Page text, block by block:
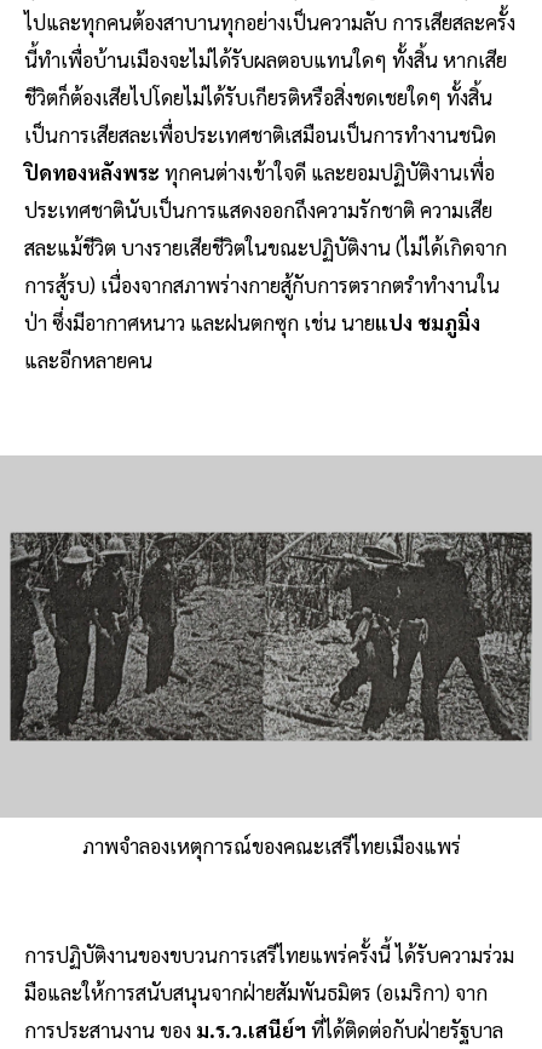
ไปและทุกคนต้องสาบานทุกอย่างเป็นความลับ การเสียสละครั้ง
นี้ทำเพื่อบ้านเมืองจะไม่ได้รับผลตอบแทนใดๆ ทั้งสิ้น หากเสีย
ชีวิตก็ต้องเสียไปโดยไม่ได้รับเกียรติหรือสิ่งชดเชยใดๆ ทั้งสิ้น
เป็นการเสียสละเพื่อประเทศชาติเสมือนเป็นการทำงานชนิด
ปิดทองหลังพระ ทุกคนต่างเข้าใจดี และยอมปฏิบัติงานเพื่อ
ประเทศชาตินับเป็นการแสดงออกถึงความรักชาติ ความเสีย
สละแม้ชีวิต บางรายเสียชีวิตในขณะปฏิบัติงาน (ไม่ได้เกิดจาก
การสู้รบ) เนื่องจากสภาพร่างกายสู้กับการตรากตรำทำงานใน
ป่า ซึ่งมีอากาศหนาว และฝนตกซุก เช่น นายแปง ชมภูมิ่ง
และอีกหลายคน
ภาพจำลองเหตุการณ์ของคณะเสรีไทยเมืองแพร่
การปฏิบัติงานของขบวนการเสรีไทยแพร่ครั้งนี้ ได้รับความร่วม
มือและให้การสนับสนุนจากฝ่ายสัมพันธมิตร (อเมริกา) จาก
การประสานงาน ของ ม.ร.ว.เสนีย์ฯ ที่ได้ติดต่อกับฝ่ายรัฐบาล